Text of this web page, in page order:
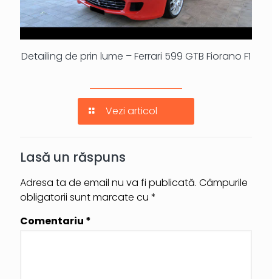
Detailing de prin lume – Ferrari 599 GTB Fiorano F1
Vezi articol
Lasă un răspuns
Adresa ta de email nu va fi publicată. Câmpurile
obligatorii sunt marcate cu *
Comentariu *